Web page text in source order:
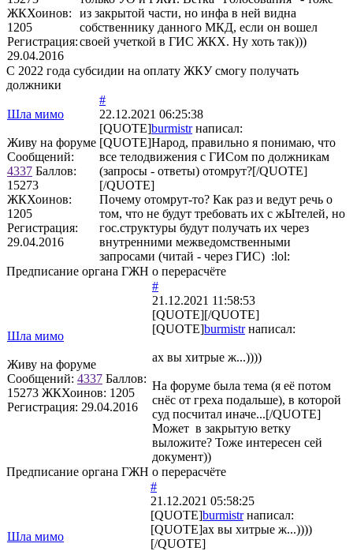
ЖКХоинов:
1205
Регистрация:
29.04.2016
из закрытой части, но инфа в ней видна
собственнику данного МКД, если он вошел
своей учеткой в ГИС ЖКХ. Ну хоть так)))
С 2022 года субсидии на оплату ЖКУ смогу получать
должники
Шла мимо
Живу на форуме
Сообщений:
4337 Баллов:
15273
ЖКХоинов:
1205
Регистрация:
29.04.2016
#
22.12.2021 06:25:38
[QUOTE]burmistrнаписал:
[QUOTE]Народ, правильно я понимаю, что
все телодвижения с ГИСом по должникам
(запросы - ответы) отомрут?[/QUOTE]
[/QUOTE]
Почему отомрут-то? Как раз и ведут речь о
том, что не будут требовать их с жЫтелей, но
гос.структуры будут получать их через
внутренними межведомственными
запросами (читай - через ГИС) :lol:
Предписание органа ГЖН о перерасчёте
Шла мимо
Живу на форуме
Сообщений: 4337 Баллов:
15273 ЖКХоинов: 1205
Регистрация: 29.04.2016
#
21.12.2021 11:58:53
[QUOTE][/QUOTE]
[QUOTE]burmistrнаписал:
ах вы хитрые ж...))))
На форуме была тема (я её потом
снёс от греха подальше), в которой
суд посчитал иначе...[/QUOTE]
Может в закрытую ветку
выложите? Тоже интересен сей
документ))
Предписание органа ГЖН о перерасчёте
Шла мимо
#
21.12.2021 05:58:25
[QUOTE]burmistrнаписал:
[QUOTE]ах вы хитрые ж...))))
[/QUOTE]